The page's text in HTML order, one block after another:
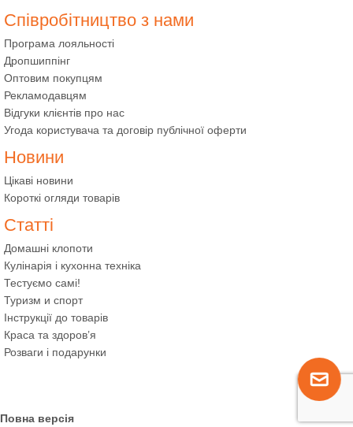
Співробітництво з нами
Програма лояльності
Дропшиппінг
Оптовим покупцям
Рекламодавцям
Відгуки клієнтів про нас
Угода користувача та договір публічної оферти
Новини
Цікаві новини
Короткі огляди товарів
Статті
Домашні клопоти
Кулінарія і кухонна техніка
Тестуємо самі!
Туризм и спорт
Інструкції до товарів
Краса та здоров’я
Розваги і подарунки
Повна версія